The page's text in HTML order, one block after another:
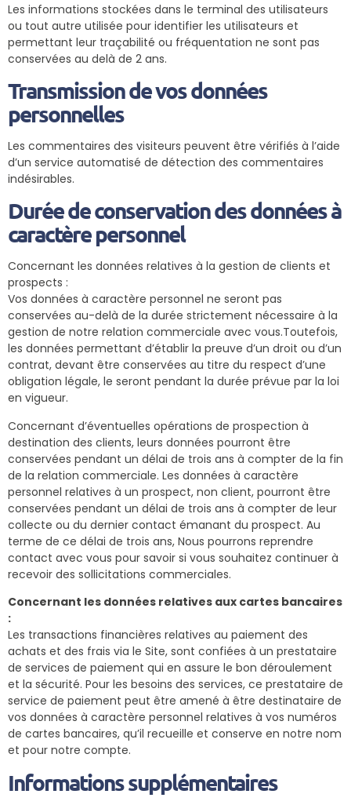
Les informations stockées dans le terminal des utilisateurs
ou tout autre utilisée pour identifier les utilisateurs et
permettant leur traçabilité ou fréquentation ne sont pas
conservées au delà de 2 ans.
Transmission de vos données
personnelles
Les commentaires des visiteurs peuvent être vérifiés à l’aide
d’un service automatisé de détection des commentaires
indésirables.
Durée de conservation des données à
caractère personnel
Concernant les données relatives à la gestion de clients et
prospects :
Vos données à caractère personnel ne seront pas
conservées au-delà de la durée strictement nécessaire à la
gestion de notre relation commerciale avec vous.Toutefois,
les données permettant d’établir la preuve d’un droit ou d’un
contrat, devant être conservées au titre du respect d’une
obligation légale, le seront pendant la durée prévue par la loi
en vigueur.
Concernant d’éventuelles opérations de prospection à
destination des clients, leurs données pourront être
conservées pendant un délai de trois ans à compter de la fin
de la relation commerciale. Les données à caractère
personnel relatives à un prospect, non client, pourront être
conservées pendant un délai de trois ans à compter de leur
collecte ou du dernier contact émanant du prospect. Au
terme de ce délai de trois ans, Nous pourrons reprendre
contact avec vous pour savoir si vous souhaitez continuer à
recevoir des sollicitations commerciales.
Concernant les données relatives aux cartes bancaires
:
Les transactions financières relatives au paiement des
achats et des frais via le Site, sont confiées à un prestataire
de services de paiement qui en assure le bon déroulement
et la sécurité. Pour les besoins des services, ce prestataire de
service de paiement peut être amené à être destinataire de
vos données à caractère personnel relatives à vos numéros
de cartes bancaires, qu’il recueille et conserve en notre nom
et pour notre compte.
Informations supplémentaires